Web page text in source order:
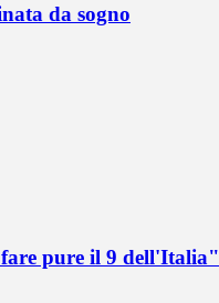
da sogno
pure il 9 dell'Italia"